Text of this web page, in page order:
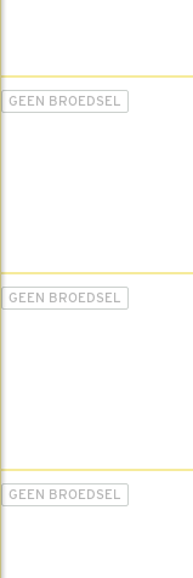
GEEN BROEDSEL
GEEN BROEDSEL
GEEN BROEDSEL